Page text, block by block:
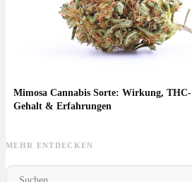
Mimosa Cannabis Sorte: Wirkung, THC-
Gehalt & Erfahrungen
MEHR ENTDECKEN